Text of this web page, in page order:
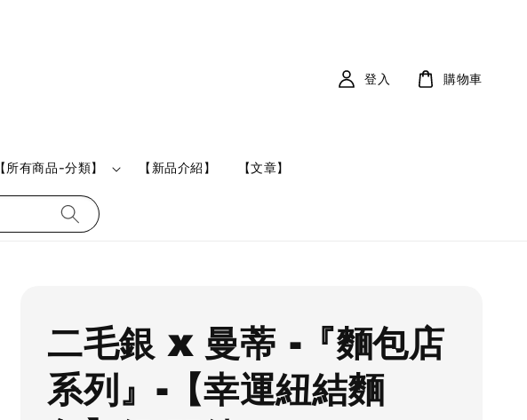
【所有商品-分類】 【新品介紹】 【文章】
登入 購物車
二毛銀 x 曼蒂 -『麵包店
系列』-【幸運紐結麵